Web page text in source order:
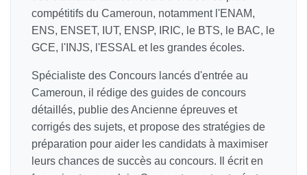
compétitifs du Cameroun, notamment l'ENAM,
ENS, ENSET, IUT, ENSP, IRIC, le BTS, le BAC, le
GCE, l'INJS, l'ESSAL et les grandes écoles.
Spécialiste des Concours lancés d'entrée au
Cameroun, il rédige des guides de concours
détaillés, publie des Ancienne épreuves et
corrigés des sujets, et propose des stratégies de
préparation pour aider les candidats à maximiser
leurs chances de succès au concours. Il écrit en